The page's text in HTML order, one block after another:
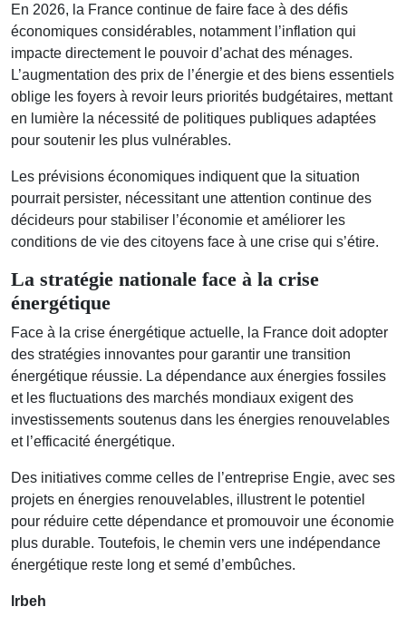
En 2026, la France continue de faire face à des défis
économiques considérables, notamment l’inflation qui
impacte directement le pouvoir d’achat des ménages.
L’augmentation des prix de l’énergie et des biens essentiels
oblige les foyers à revoir leurs priorités budgétaires, mettant
en lumière la nécessité de politiques publiques adaptées
pour soutenir les plus vulnérables.
Les prévisions économiques indiquent que la situation
pourrait persister, nécessitant une attention continue des
décideurs pour stabiliser l’économie et améliorer les
conditions de vie des citoyens face à une crise qui s’étire.
La stratégie nationale face à la crise
énergétique
Face à la crise énergétique actuelle, la France doit adopter
des stratégies innovantes pour garantir une transition
énergétique réussie. La dépendance aux énergies fossiles
et les fluctuations des marchés mondiaux exigent des
investissements soutenus dans les énergies renouvelables
et l’efficacité énergétique.
Des initiatives comme celles de l’entreprise Engie, avec ses
projets en énergies renouvelables, illustrent le potentiel
pour réduire cette dépendance et promouvoir une économie
plus durable. Toutefois, le chemin vers une indépendance
énergétique reste long et semé d’embûches.
lrbeh